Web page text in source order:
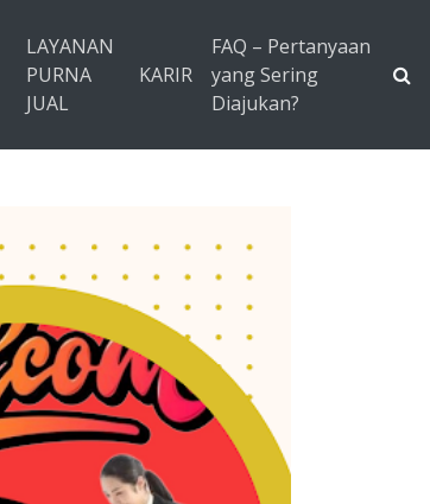
LAYANAN
PURNA
JUAL
KARIR
FAQ – Pertanyaan
yang Sering
Diajukan?